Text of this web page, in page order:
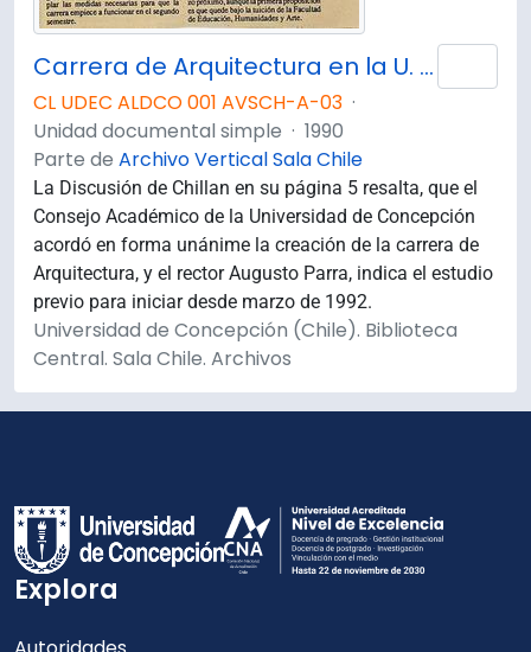
Carrera de Arquitectura en la U. de Concepción.
CL UDEC ALDCO 001 AVSCH-A-03 ·
Unidad documental simple · 1990
Parte de Archivo Vertical Sala Chile
La Discusión de Chillan en su página 5 resalta, que el
Consejo Académico de la Universidad de Concepción
acordó en forma unánime la creación de la carrera de
Arquitectura, y el rector Augusto Parra, indica el estudio
previo para iniciar desde marzo de 1992.
Universidad de Concepción (Chile). Biblioteca
Central. Sala Chile. Archivos
Explora